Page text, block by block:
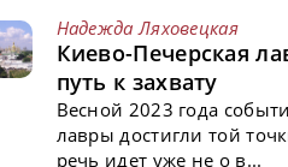
Надежда Ляховецкая
Киево-Печерская
путь к захвату
Весной 2023 года
лавры достигли той
речь идет уже не о в...